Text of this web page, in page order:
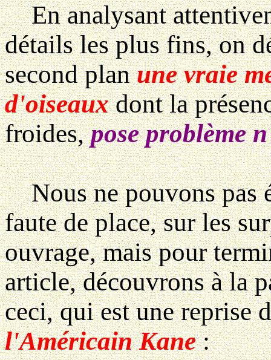
En analysant
détails les plus fins, on
second planune vraie
d'oiseauxdont la
froides,pose problème
Nous ne pouvons pas
faute de place, sur les
ouvrage, mais pour
article, découvrons à la
ceci, qui est une reprise
l'Américain Kane: